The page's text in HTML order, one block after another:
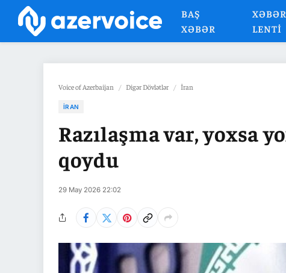
BAŞ
XƏBƏR
XƏBƏR
LENTI
Voice of Azerbaijan / Digər Dövlətlər / İran
İRAN
Razılaşma var, yoxsa
qoydu
29 May 2026 22:02